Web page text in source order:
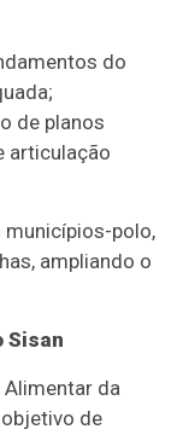
do
de planos
articulação
municípios-polo,
ampliando o
Sisan
Alimentar da
de